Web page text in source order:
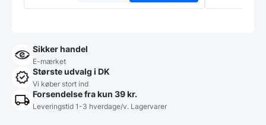
Sikker handel
E-mærket
Største udvalg i DK
Vi køber stort ind
Forsendelse fra kun 39 kr.
Leveringstid 1-3 hverdage/v. Lagervarer